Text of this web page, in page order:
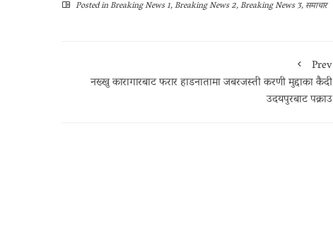
Posted inBreaking News 1,Breaking News 2,Breaking News 3,समाचार
Prev
नख्खु कारागारबाट फरार हाडनातामा जबरजस्ती करणी मुद्दाका कैदी
उदयपुरबाट पक्राउ